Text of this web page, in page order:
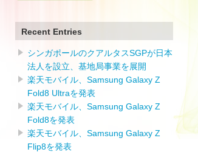
Recent Entries
シンガポールのクアルタスSGPが日本
法人を設立、基地局事業を展開
楽天モバイル、Samsung Galaxy Z
Fold8 Ultraを発表
楽天モバイル、Samsung Galaxy Z
Fold8を発表
楽天モバイル、Samsung Galaxy Z
Flip8を発表